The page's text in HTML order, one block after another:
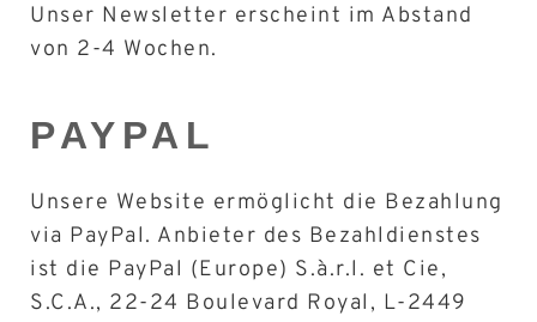
Unser Newsletter erscheint im Abstand
von 2-4 Wochen.
PAYPAL
Unsere Website ermöglicht die Bezahlung
via PayPal. Anbieter des Bezahldienstes
ist die PayPal (Europe) S.à.r.l. et Cie,
S.C.A., 22-24 Boulevard Royal, L-2449